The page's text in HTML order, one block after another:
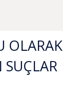
OLARAK
SUÇLAR